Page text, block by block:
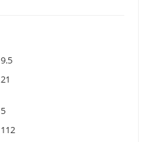
9.5
21
5
112